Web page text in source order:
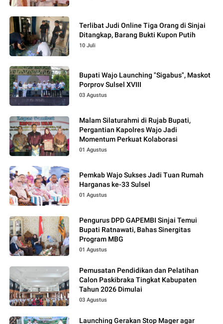
Terlibat Judi Online Tiga Orang di Sinjai
Ditangkap, Barang Bukti Kupon Putih
10 Juli
Bupati Wajo Launching "Sigabus", Maskot
Porprov Sulsel XVIII
03 Agustus
Malam Silaturahmi di Rujab Bupati,
Pergantian Kapolres Wajo Jadi
Momentum Perkuat Kolaborasi
01 Agustus
Pemkab Wajo Sukses Jadi Tuan Rumah
Harganas ke-33 Sulsel
01 Agustus
Pengurus DPD GAPEMBI Sinjai Temui
Bupati Ratnawati, Bahas Sinergitas
Program MBG
01 Agustus
Pemusatan Pendidikan dan Pelatihan
Calon Paskibraka Tingkat Kabupaten
Tahun 2026 Dimulai
03 Agustus
Launching Gerakan Stop Mager agar